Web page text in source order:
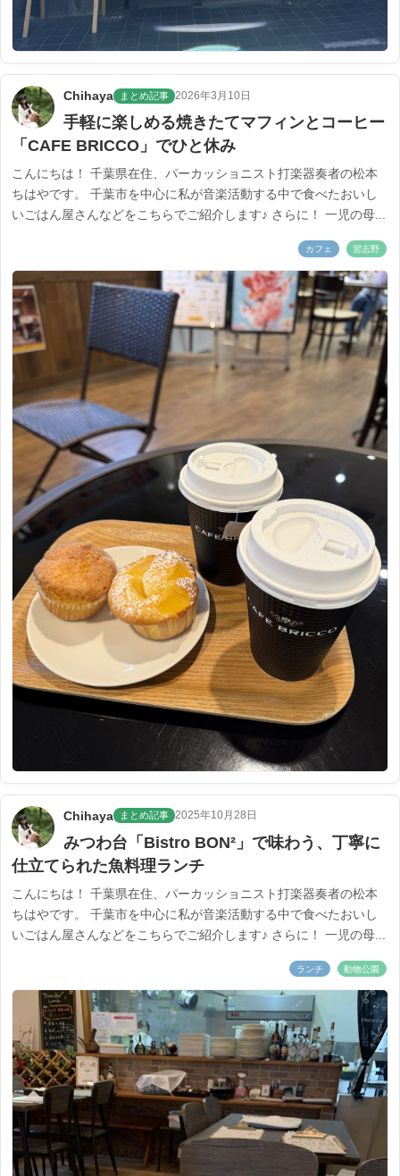
Chihaya まとめ記事 2026年3月10日
手軽に楽しめる焼きたてマフィンとコーヒー
「CAFE BRICCO」でひと休み
こんにちは！ 千葉県在住、パーカッショニスト打楽器奏者の松本
ちはやです。 千葉市を中心に私が音楽活動する中で食べたおいし
いごはん屋さんなどをこちらでご紹介します♪ さらに！ 一児の母...
カフェ 習志野
Chihaya まとめ記事 2025年10月28日
みつわ台「Bistro BON²」で味わう、丁寧に
仕立てられた魚料理ランチ
こんにちは！ 千葉県在住、パーカッショニスト打楽器奏者の松本
ちはやです。 千葉市を中心に私が音楽活動する中で食べたおいし
いごはん屋さんなどをこちらでご紹介します♪ さらに！ 一児の母...
ランチ 動物公園